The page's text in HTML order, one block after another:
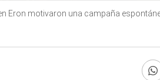
Eron motivaron una campaña